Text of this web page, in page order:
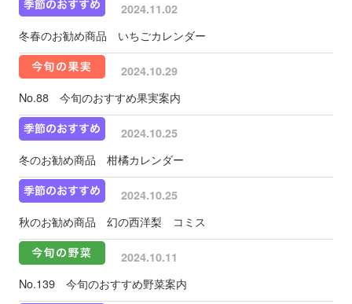
2024.11.02
冬春のお勧め商品 いちごカレンダー
2024.10.29
No.88 今旬のおすすめ果実案内
2024.10.25
冬のお勧め商品 柑橘カレンダー
2024.10.25
秋のお勧め商品 幻の西洋梨 コミス
2024.10.11
No.139 今旬のおすすめ野菜案内